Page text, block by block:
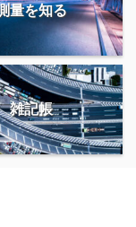
量を知る
雑記帳